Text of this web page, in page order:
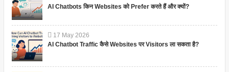
AI Chatbots किन Websites को Prefer करते हैं और क्यों?
17 May 2026
AI Chatbot Traffic कैसे Websites पर Visitors ला सकता है?